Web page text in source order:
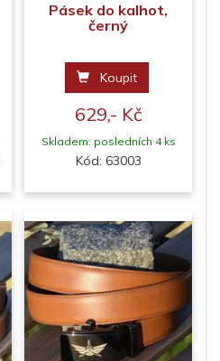
Pásek do kalhot,
černý
Koupit
629,- Kč
Skladem: posledních 4 ks
Kód: 63003